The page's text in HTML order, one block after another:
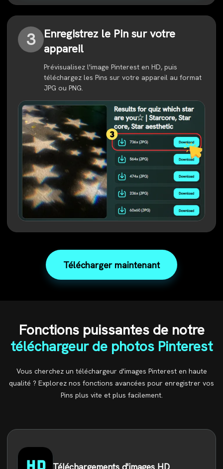
3
Enregistrez le Pin sur votre
appareil
Prévisualisez l'image Pinterest en HD, puis
téléchargez les Pins sur votre appareil au format
JPG ou PNG.
Télécharger maintenant
Fonctions puissantes de notre
téléchargeur de photos Pinterest
Vous cherchez un téléchargeur d'images Pinterest en haute
qualité ? Explorez nos fonctions avancées pour enregistrer vos
Pins plus vite et plus facilement.